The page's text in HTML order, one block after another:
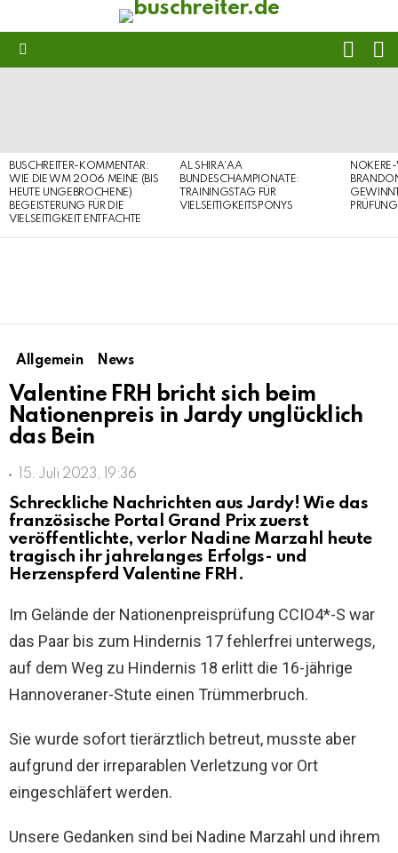
BUSCHREITER-KOMMENTAR:
WIE DIE WM 2006 MEINE (BIS
HEUTE UNGEBROCHENE)
BEGEISTERUNG FÜR DIE
VIELSEITIGKEIT ENTFACHTE
AL SHIRA’AA
BUNDESCHAMPIONATE:
TRAININGSTAG FÜR
VIELSEITIGKEITSPONYS
PRÜFUNG
Allgemein News
Valentine FRH bricht sich beim
Nationenpreis in Jardy unglücklich
das Bein
15. Juli 2023, 19:36
Schreckliche Nachrichten aus Jardy! Wie das
französische Portal Grand Prix zuerst
veröffentlichte, verlor Nadine Marzahl heute
tragisch ihr jahrelanges Erfolgs- und
Herzenspferd Valentine FRH.
Im Gelände der Nationenpreisprüfung CCIO4*-S war
das Paar bis zum Hindernis 17 fehlerfrei unterwegs,
auf dem Weg zu Hindernis 18 erlitt die 16-jährige
Hannoveraner-Stute einen Trümmerbruch.
Sie wurde sofort tierärztlich betreut, musste aber
aufgrund der irreparablen Verletzung vor Ort
eingeschläfert werden.
Unsere Gedanken sind bei Nadine Marzahl und ihrem